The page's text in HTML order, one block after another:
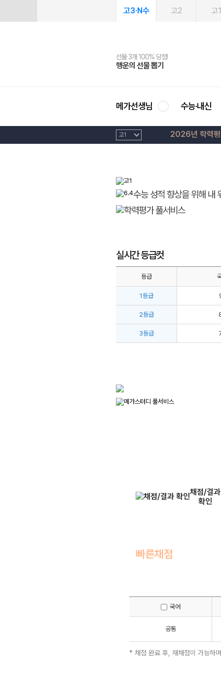
고3·N수 고2 고1
선물 3개 100% 당첨!
행운의 선물 뽑기
선물 100% 증정!
메가스터디 X 올리브
여름방학 스터디 캐시백
메가런 썸머스쿨
2027 러셀 단과
강사 공개선발
스마트러닝앱
설문 EVENT
메가패스
3일 무료 체험권
메가패스 수강생 무료혜택!
메가클럽 멤버십
사회공헌 캠페인
희망이룸 메가나눔
메가선생님 수능·내신
2026년 학력
수능 성적 향상을 위해 내
실시간 등급컷
등급
1등급
2등급
3등급
채점/결과
확인
빠른채점
국어
공통
* 채점 완료 후, 재채점이 가능하